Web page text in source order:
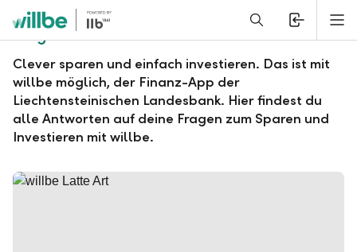
Alerts.Headline
Fragen und Antworten zu willbe
Clever sparen und einfach investieren. Das ist mit
willbe möglich, der Finanz-App der
Liechtensteinischen Landesbank. Hier findest du
alle Antworten auf deine Fragen zum Sparen und
Investieren mit willbe.